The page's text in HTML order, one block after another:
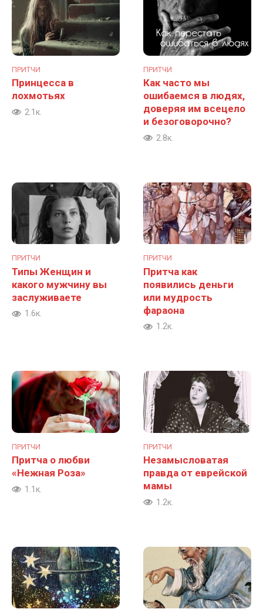
ПРИТЧИ
Принцесса в
лохмотьях
2.1к.
ПРИТЧИ
Как часто мы
ошибаемся в людях,
доверяя им всецело
и безоговорочно?
2.8к.
ПРИТЧИ
Типы Женщин и
какого мужчину вы
заслуживаете
1.6к.
ПРИТЧИ
Притча как
появились деньги
или мудрость
фараона
1.2к.
ПРИТЧИ
Притча о любви
«Нежная Роза»
1.1к.
ПРИТЧИ
Незамысловатая
правда от еврейской
мамы
1.2к.